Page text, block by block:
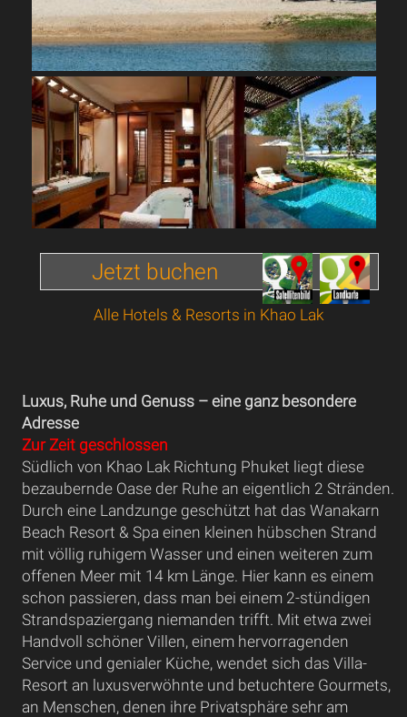
Jetzt buchen
Alle Hotels & Resorts in Khao Lak
Luxus, Ruhe und Genuss – eine ganz besondere
Adresse
Zur Zeit geschlossen
Südlich von Khao Lak Richtung Phuket liegt diese
bezaubernde Oase der Ruhe an eigentlich 2 Stränden.
Durch eine Landzunge geschützt hat das Wanakarn
Beach Resort & Spa einen kleinen hübschen Strand
mit völlig ruhigem Wasser und einen weiteren zum
offenen Meer mit 14 km Länge. Hier kann es einem
schon passieren, dass man bei einem 2-stündigen
Strandspaziergang niemanden trifft. Mit etwa zwei
Handvoll schöner Villen, einem hervorragenden
Service und genialer Küche, wendet sich das Villa-
Resort an luxusverwöhnte und betuchtere Gourmets,
an Menschen, denen ihre Privatsphäre sehr am